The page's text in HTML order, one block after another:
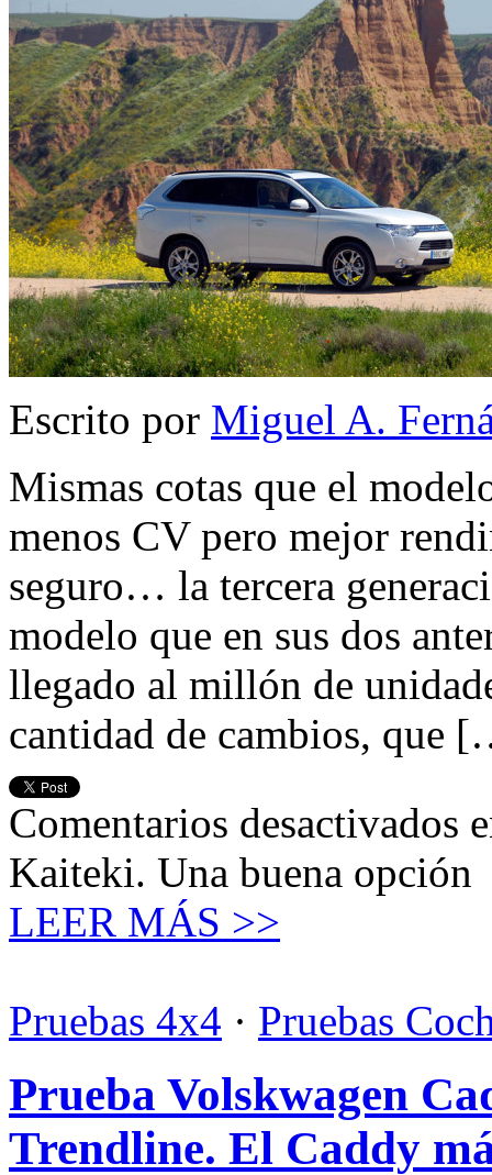
Escrito por Miguel A.
Mismas cotas que el
menos CV pero mejor
seguro… la tercera
modelo que en sus dos
llegado al millón de
cantidad de cambios, que
Comentarios desactivados
Kaiteki. Una buena opción
LEER MÁS >>
Pruebas 4x4 · Pruebas
Prueba Volskwagen
Trendline. El Caddy